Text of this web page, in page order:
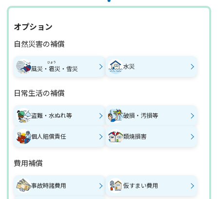
オプション
自然災害の補償
風災・ 雹
ひょう
災・雪災 水災
日常生活の補償
盗難・水ぬれ等 破損・汚損等
個人賠償責任 類焼損害
費用補償
事故時諸費用 仮すまい費用